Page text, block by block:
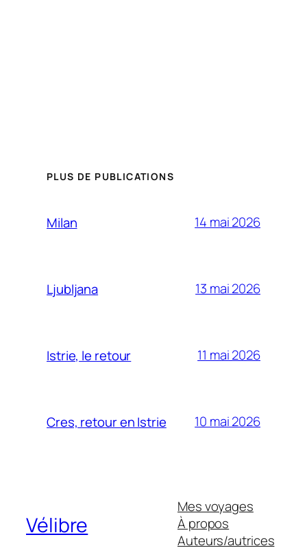
PLUS DE PUBLICATIONS
Milan 14 mai 2026
Ljubljana 13 mai 2026
Istrie, le retour 11 mai 2026
Cres, retour en Istrie 10 mai 2026
Vélibre
Mes voyages
À propos
Auteurs/autrices